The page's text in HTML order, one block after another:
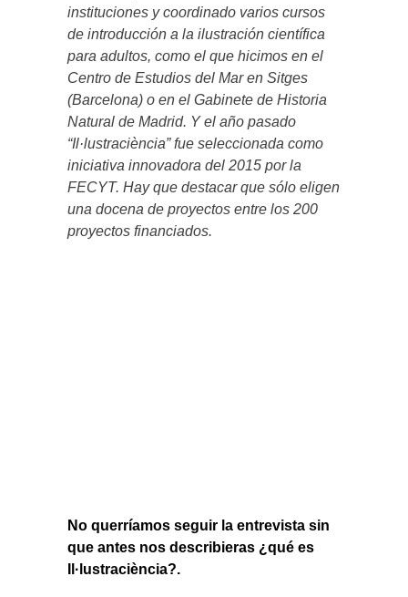
instituciones y coordinado varios cursos
de introducción a la ilustración científica
para adultos, como el que hicimos en el
Centro de Estudios del Mar en Sitges
(Barcelona) o en el Gabinete de Historia
Natural de Madrid. Y el año pasado
“Il·lustraciència” fue seleccionada como
iniciativa innovadora del 2015 por la
FECYT. Hay que destacar que sólo eligen
una docena de proyectos entre los 200
proyectos financiados.
No querríamos seguir la entrevista sin
que antes nos describieras ¿qué es
Il·lustraciència?.